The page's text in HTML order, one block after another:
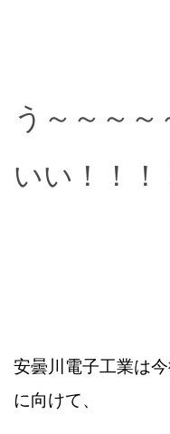
う～～～～
いい！！！
安曇川電子工業は
に向けて、